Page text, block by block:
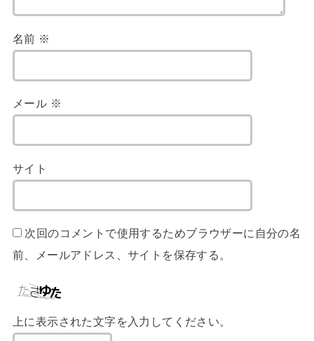
名前 ※
メール ※
サイト
次回のコメントで使用するためブラウザーに自分の名
前、メールアドレス、サイトを保存する。
上に表示された文字を入力してください。